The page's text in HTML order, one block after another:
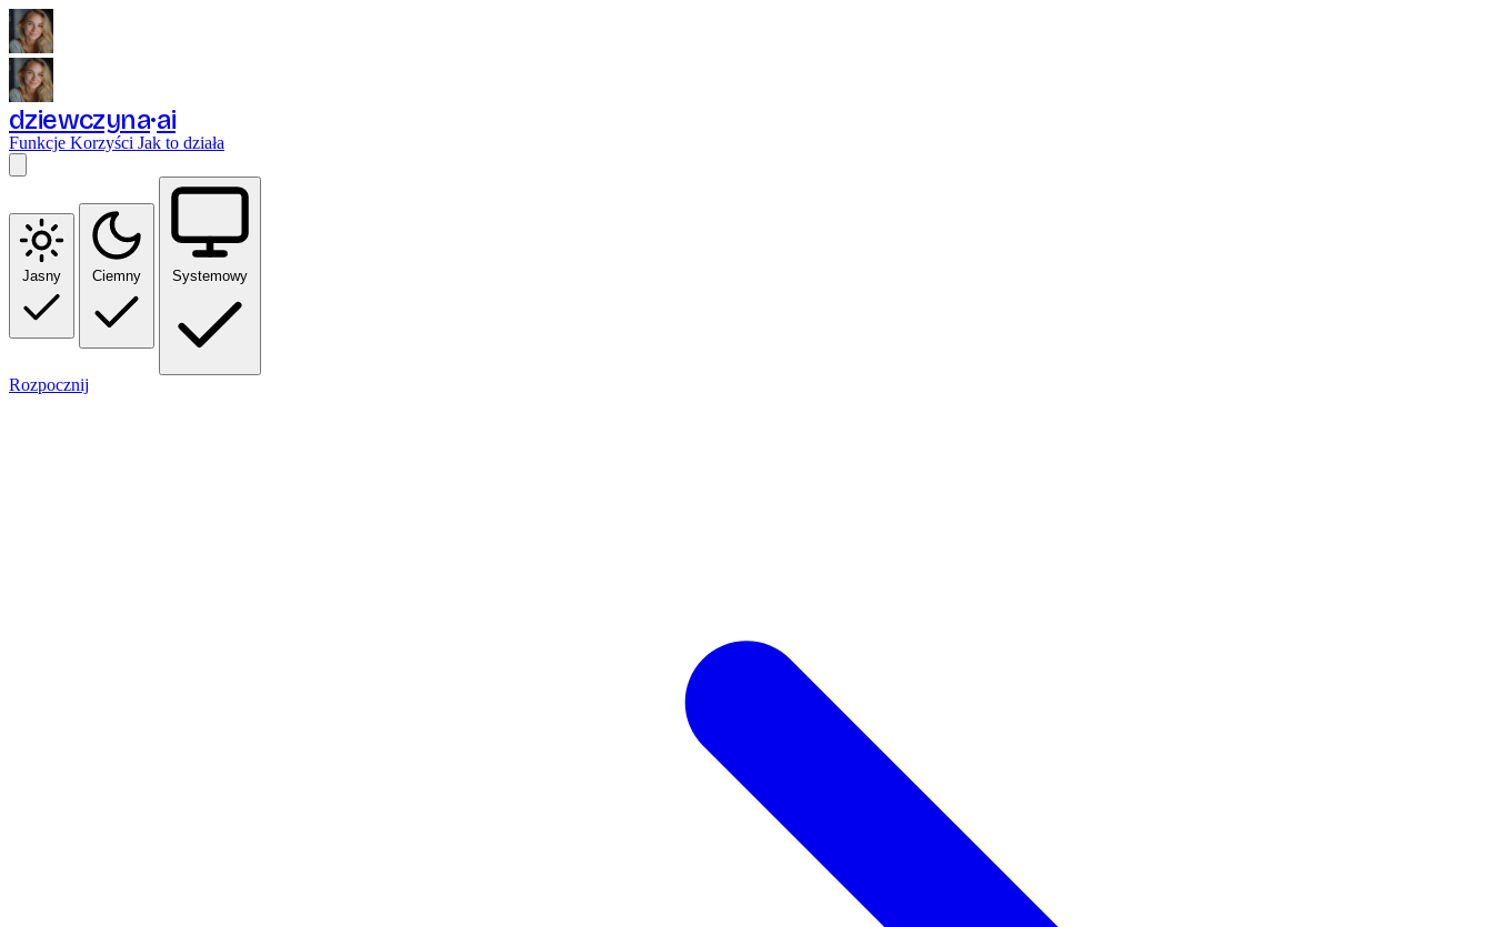
dziewczyna ai
Funkcje Korzyści Jak to działa
Jasny Ciemny Systemowy
Rozpocznij